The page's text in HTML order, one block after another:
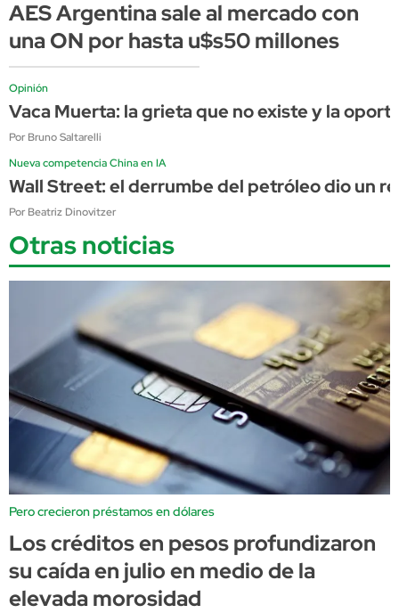
AES Argentina sale al mercado con
una ON por hasta u$s50 millones
Opinión
Vaca Muerta: la grieta que no existe y la
Por Bruno Saltarelli
Nueva competencia China en IA
Wall Street: el derrumbe del petróleo dio un
Por Beatriz Dinovitzer
Otras noticias
Pero crecieron préstamos en dólares
Los créditos en pesos profundizaron
su caída en julio en medio de la
elevada morosidad